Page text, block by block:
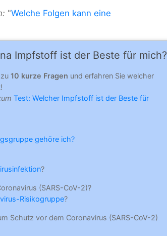
"Welche Folgen kann eine
Impfstoff ist der Beste für mich?
10 kurze Fragen und erfahren Sie welcher
Test: Welcher Impfstoff ist der Beste für
gehöre ich?
?
(SARS-CoV-2)?
Risikogruppe?
Schutz vor dem Coronavirus (SARS-CoV-2)